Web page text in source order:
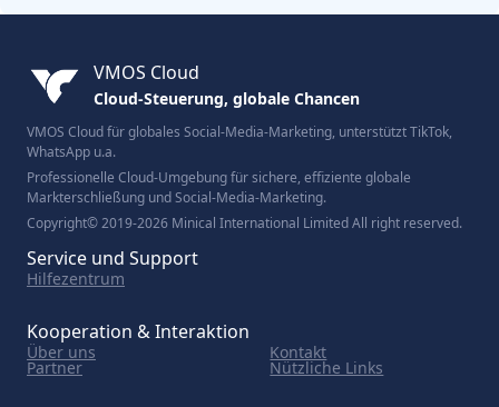
VMOS Cloud
Cloud-Steuerung, globale Chancen
VMOS Cloud für globales Social-Media-Marketing, unterstützt TikTok,
WhatsApp u.a.
Professionelle Cloud-Umgebung für sichere, effiziente globale
Markterschließung und Social-Media-Marketing.
Copyright© 2019-2026 Minical International Limited All right reserved.
Service und Support
Hilfezentrum
Kooperation & Interaktion
Über uns Kontakt
Partner Nützliche Links